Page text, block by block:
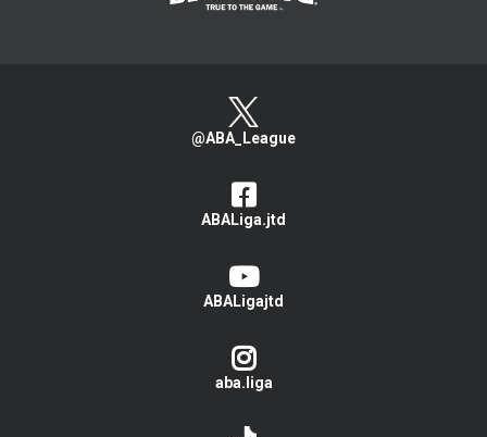
@ABA_League
ABALiga.jtd
ABALigajtd
aba.liga